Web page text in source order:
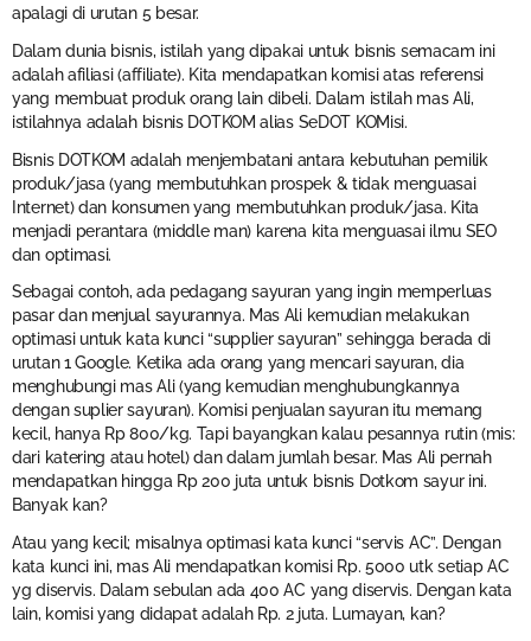
apalagi di urutan 5 besar.
Dalam dunia bisnis, istilah yang dipakai untuk bisnis semacam ini
adalah afiliasi (affiliate). Kita mendapatkan komisi atas referensi
yang membuat produk orang lain dibeli. Dalam istilah mas Ali,
istilahnya adalah bisnis DOTKOM alias SeDOT KOMisi.
Bisnis DOTKOM adalah menjembatani antara kebutuhan pemilik
produk/jasa (yang membutuhkan prospek & tidak menguasai
Internet) dan konsumen yang membutuhkan produk/jasa. Kita
menjadi perantara (middle man) karena kita menguasai ilmu SEO
dan optimasi.
Sebagai contoh, ada pedagang sayuran yang ingin memperluas
pasar dan menjual sayurannya. Mas Ali kemudian melakukan
optimasi untuk kata kunci “supplier sayuran” sehingga berada di
urutan 1 Google. Ketika ada orang yang mencari sayuran, dia
menghubungi mas Ali (yang kemudian menghubungkannya
dengan suplier sayuran). Komisi penjualan sayuran itu memang
kecil, hanya Rp 800/kg. Tapi bayangkan kalau pesannya rutin (mis:
dari katering atau hotel) dan dalam jumlah besar. Mas Ali pernah
mendapatkan hingga Rp 200 juta untuk bisnis Dotkom sayur ini.
Banyak kan?
Atau yang kecil; misalnya optimasi kata kunci “servis AC”. Dengan
kata kunci ini, mas Ali mendapatkan komisi Rp. 5000 utk setiap AC
yg diservis. Dalam sebulan ada 400 AC yang diservis. Dengan kata
lain, komisi yang didapat adalah Rp. 2 juta. Lumayan, kan?